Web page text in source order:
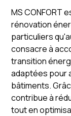
MS CONFORT
rénovation
particuliers
consacre à
transition
adaptées pour
bâtiments.
contribue à
tout en